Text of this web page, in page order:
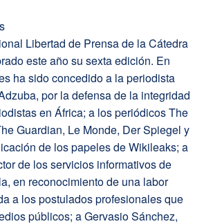
Libertad de Prensa de la Cátedra
este año su sexta edición. En
ha sido concedido a la periodista
por la defensa de la integridad
en África; a los periódicos The
Guardian, Le Monde, Der Spiegel y
de los papeles de Wikileaks; a
de los servicios informativos de
en reconocimiento de una labor
a los postulados profesionales que
públicos; a Gervasio Sánchez,